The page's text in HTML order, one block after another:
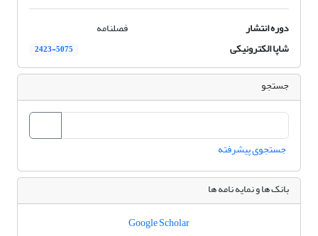
دوره انتشار
فصلنامه
شاپا الکترونیکی
2423-5075
جستجو
جستجوی پیشرفته
بانک ها و نمایه نامه ها
Google Scholar